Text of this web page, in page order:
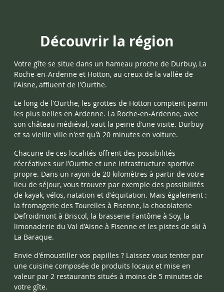
Découvrir la région
Votre gîte se situe dans un hameau proche de Durbuy, La
Roche-en-Ardenne et Hotton, au creux de la vallée de
l'Aisne, affluent de l'Ourthe.
Le long de l'Ourthe, les grottes de Hotton comptent parmi
les plus belles en Ardenne. La Roche-en-Ardenne, avec
son château médiéval, vaut la peine d’une visite. Durbuy
et sa vieille ville n'est qu'à 20 minutes en voiture.
Chacune de ces localités offrent des possibilités
récréatives sur l’Ourthe et une infrastructure sportive
propre. Dans un rayon de 20 kilomètres à partir de votre
lieu de séjour, vous trouvez par exemple des possibilités
de kayak, vélos, natation et d'équitation. Mais également :
la fromagerie des Tourelles à Fisenne, la chocolaterie
Defroidmont à Briscol, la brasserie Fantôme à Soy, la
limonaderie du Val d’Aisne à Fisenne et les pistes de ski à
La Baraque.
Envie d'émoustiller vos papilles ? Laissez vous tenter par
une cuisine composée de produits locaux et mise en
valeur par 2 restaurants situés à moins de 5 minutes de
votre gîte.